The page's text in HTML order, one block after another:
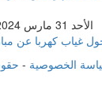
الأحد 31 مارس 2024 10:19 مساءً
غياب كهربا عن
الخصوصية -